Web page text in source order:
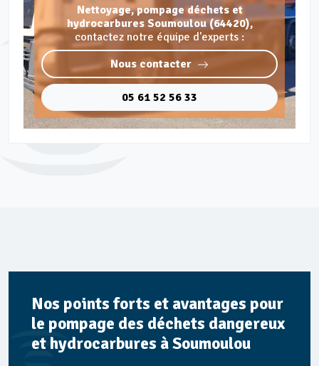
Nettoyage, pompage déchets et
hydrocarbures Soumoulou (64420),
contactez notre équipe d'experts :
Nous contacter
05 61 52 56 33
Nos points forts et avantages pour
le pompage des déchets dangereux
et hydrocarbures à Soumoulou